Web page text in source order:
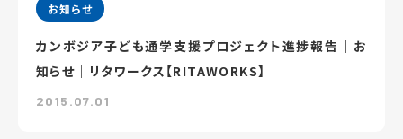
お知らせ
カンボジア子ども通学支援プロジェクト進捗報告｜お
知らせ｜リタワークス【RITAWORKS】
2015.07.01